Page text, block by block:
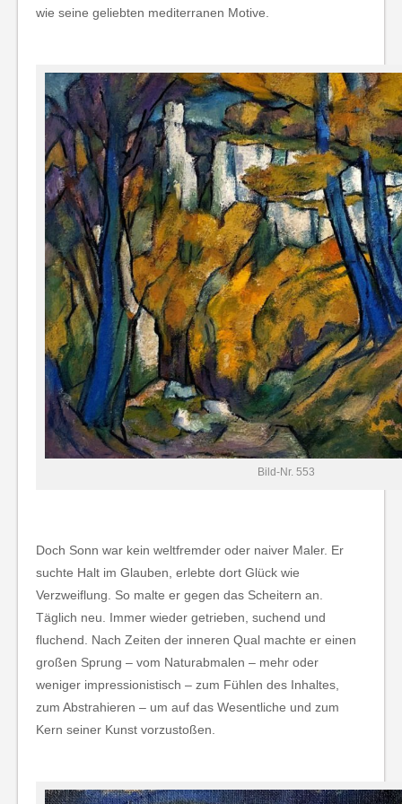
wie seine geliebten mediterranen Motive.
Bild-Nr. 553
Doch Sonn war kein weltfremder oder naiver Maler. Er
suchte Halt im Glauben, erlebte dort Glück wie
Verzweiflung. So malte er gegen das Scheitern an.
Täglich neu. Immer wieder getrieben, suchend und
fluchend. Nach Zeiten der inneren Qual machte er einen
großen Sprung – vom Naturabmalen – mehr oder
weniger impressionistisch – zum Fühlen des Inhaltes,
zum Abstrahieren – um auf das Wesentliche und zum
Kern seiner Kunst vorzustoßen.